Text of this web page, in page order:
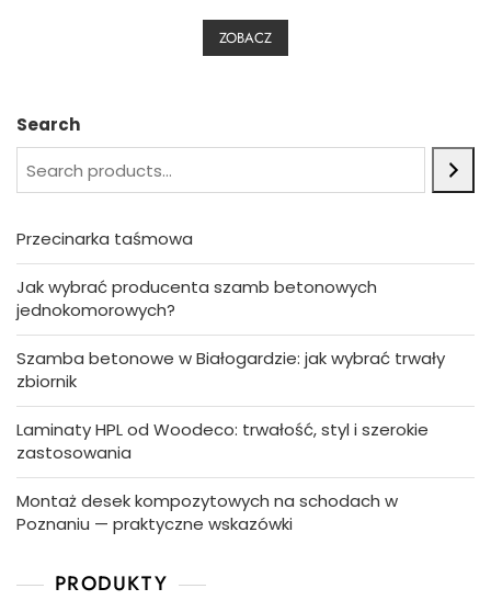
u
ZOBACZ
Search
Przecinarka taśmowa
Jak wybrać producenta szamb betonowych
jednokomorowych?
Szamba betonowe w Białogardzie: jak wybrać trwały
zbiornik
Laminaty HPL od Woodeco: trwałość, styl i szerokie
zastosowania
Montaż desek kompozytowych na schodach w
Poznaniu — praktyczne wskazówki
PRODUKTY